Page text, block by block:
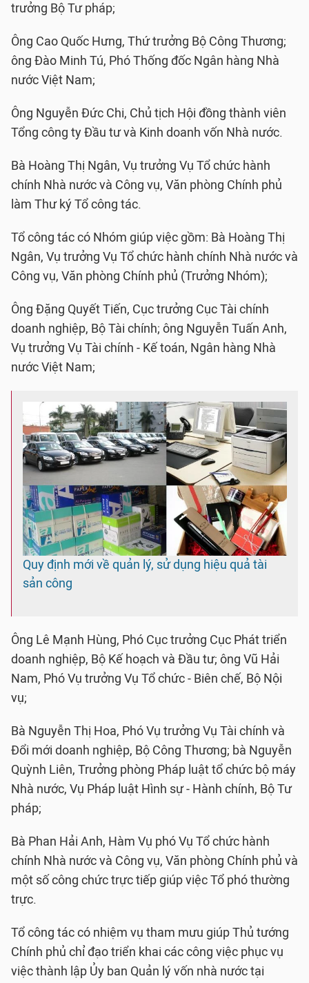
trưởng Bộ Tư pháp;
Ông Cao Quốc Hưng, Thứ trưởng Bộ Công Thương;
ông Đào Minh Tú, Phó Thống đốc Ngân hàng Nhà
nước Việt Nam;
Ông Nguyễn Đức Chi, Chủ tịch Hội đồng thành viên
Tổng công ty Đầu tư và Kinh doanh vốn Nhà nước.
Bà Hoàng Thị Ngân, Vụ trưởng Vụ Tổ chức hành
chính Nhà nước và Công vụ, Văn phòng Chính phủ
làm Thư ký Tổ công tác.
Tổ công tác có Nhóm giúp việc gồm: Bà Hoàng Thị
Ngân, Vụ trưởng Vụ Tổ chức hành chính Nhà nước và
Công vụ, Văn phòng Chính phủ (Trưởng Nhóm);
Ông Đặng Quyết Tiến, Cục trưởng Cục Tài chính
doanh nghiệp, Bộ Tài chính; ông Nguyễn Tuấn Anh,
Vụ trưởng Vụ Tài chính - Kế toán, Ngân hàng Nhà
nước Việt Nam;
Quy định mới về quản lý, sử dụng hiệu quả tài
sản công
Ông Lê Mạnh Hùng, Phó Cục trưởng Cục Phát triển
doanh nghiệp, Bộ Kế hoạch và Đầu tư; ông Vũ Hải
Nam, Phó Vụ trưởng Vụ Tổ chức - Biên chế, Bộ Nội
vụ;
Bà Nguyễn Thị Hoa, Phó Vụ trưởng Vụ Tài chính và
Đổi mới doanh nghiệp, Bộ Công Thương; bà Nguyễn
Quỳnh Liên, Trưởng phòng Pháp luật tổ chức bộ máy
Nhà nước, Vụ Pháp luật Hình sự - Hành chính, Bộ Tư
pháp;
Bà Phan Hải Anh, Hàm Vụ phó Vụ Tổ chức hành
chính Nhà nước và Công vụ, Văn phòng Chính phủ và
một số công chức trực tiếp giúp việc Tổ phó thường
trực.
Tổ công tác có nhiệm vụ tham mưu giúp Thủ tướng
Chính phủ chỉ đạo triển khai các công việc phục vụ
việc thành lập Ủy ban Quản lý vốn nhà nước tại